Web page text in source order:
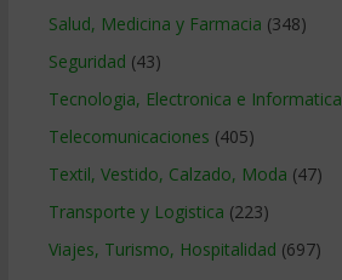
Salud, Medicina y Farmacia (348)
Seguridad (43)
Tecnologia, Electronica e Informatica
Telecomunicaciones (405)
Textil, Vestido, Calzado, Moda (47)
Transporte y Logistica (223)
Viajes, Turismo, Hospitalidad (697)